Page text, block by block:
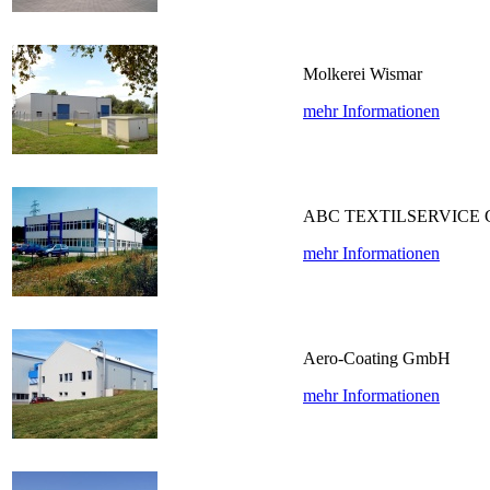
Molkerei Wismar
mehr Informationen
ABC TEXTILSERVICE
mehr Informationen
Aero-Coating GmbH
mehr Informationen